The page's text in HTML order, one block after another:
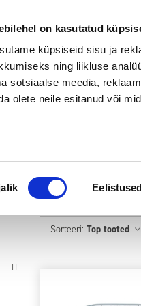
on kasutatud
küpsiseid sisu ja
ning liikluse
sotsiaalse meedia,
olete neile esitanud või
Sorteeri: Top tooted